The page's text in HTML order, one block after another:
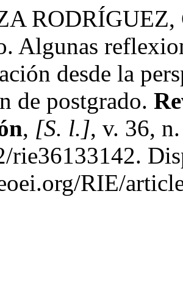
Algunas
desde la
de postgrado.
, [S. l.], v. 36,
rie36133142.
RIE/